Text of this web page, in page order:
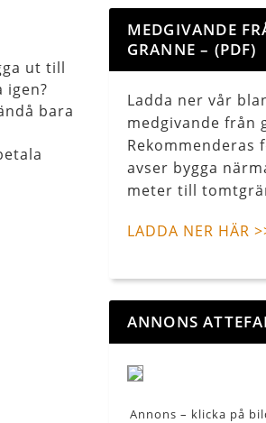
ut till
igen?
bara
MEDGIVANDE
GRANNE – (PDF)
Ladda ner vår
medgivande från
Rekommenderas
avser bygga
meter till
LADDA NER HÄR
ANNONS
Annons – klicka på